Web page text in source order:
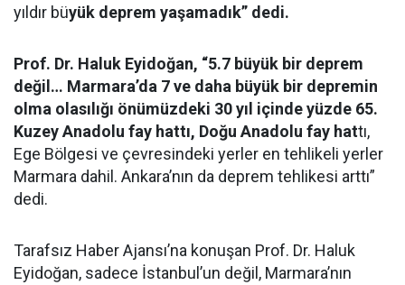
yıldır büyük deprem yaşamadık” dedi.
Prof. Dr. Haluk Eyidoğan, “5.7 büyük bir deprem
değil… Marmara’da 7 ve daha büyük bir depremin
olma olasılığı önümüzdeki 30 yıl içinde yüzde 65.
Kuzey Anadolu fay hattı, Doğu Anadolu fay hattı,
Ege Bölgesi ve çevresindeki yerler en tehlikeli yerler
Marmara dahil. Ankara’nın da deprem tehlikesi arttı”
dedi.
Tarafsız Haber Ajansı’na konuşan Prof. Dr. Haluk
Eyidoğan, sadece İstanbul’un değil, Marmara’nın